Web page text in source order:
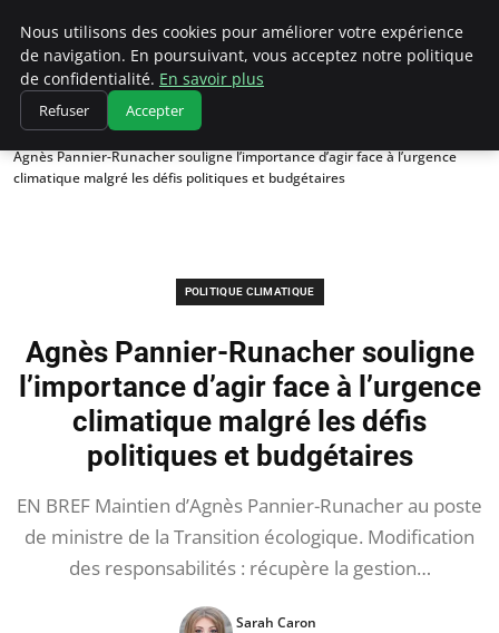
Climatedebtagents
Accueil
Politique climatique
Agnès Pannier-Runacher souligne l’importance d’agir face à l’urgence
climatique malgré les défis politiques et budgétaires
POLITIQUE CLIMATIQUE
Agnès Pannier-Runacher souligne
l’importance d’agir face à l’urgence
climatique malgré les défis
politiques et budgétaires
EN BREF Maintien d’Agnès Pannier-Runacher au poste
de ministre de la Transition écologique. Modification
des responsabilités : récupère la gestion…
Sarah Caron
Nous utilisons des cookies pour améliorer votre expérience
de navigation. En poursuivant, vous acceptez notre politique
de confidentialité. En savoir plus
Refuser Accepter